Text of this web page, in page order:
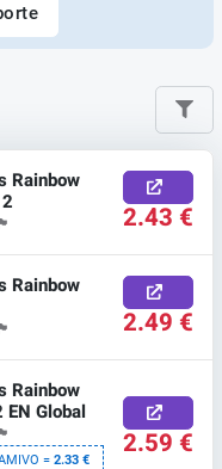
Rainbow
🏴 2.43 €
Rainbow
🏴 2.49 €
Rainbow
Global
🏴
=2.33 € 2.59 €